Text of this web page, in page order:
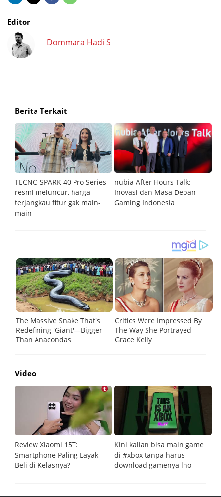
Editor
Dommara Hadi S
Berita Terkait
TECNO SPARK 40 Pro Series
resmi meluncur, harga
terjangkau fitur gak main-
main
nubia After Hours Talk:
Inovasi dan Masa Depan
Gaming Indonesia
Video
Review Xiaomi 15T:
Smartphone Paling Layak
Beli di Kelasnya?
Kini kalian bisa main game
di #xbox tanpa harus
download gamenya lho